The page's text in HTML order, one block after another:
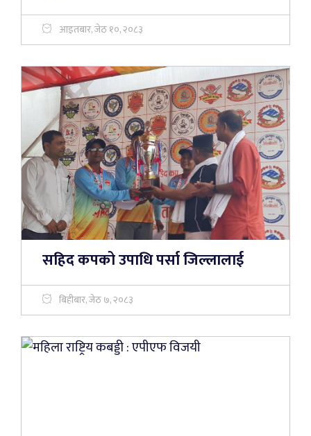
आइतबार, जेठ १०, २०८३
सहिद कपको उपाधि पर्सा जिल्लालाई
बिहीबार, जेठ ७, २०८३